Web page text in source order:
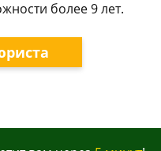
более 9 лет.